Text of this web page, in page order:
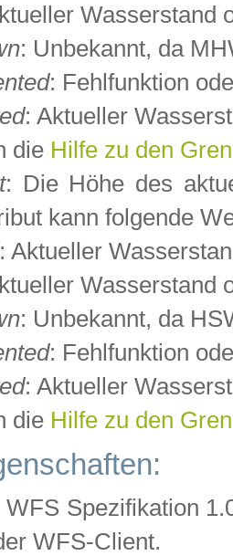
Wasserstand
: Unbekannt, da
: Fehlfunktion
: Aktueller
die Hilfe zu den
: Die Höhe des
kann folgende
: Aktueller
Wasserstand
: Unbekannt, da
: Fehlfunktion
: Aktueller
die Hilfe zu den
WFS Spezifikation
WFS-Client.